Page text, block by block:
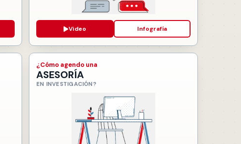
Video Infografía
¿Cómo agendo una
ASESORÍA
EN INVESTIGACIÓN?